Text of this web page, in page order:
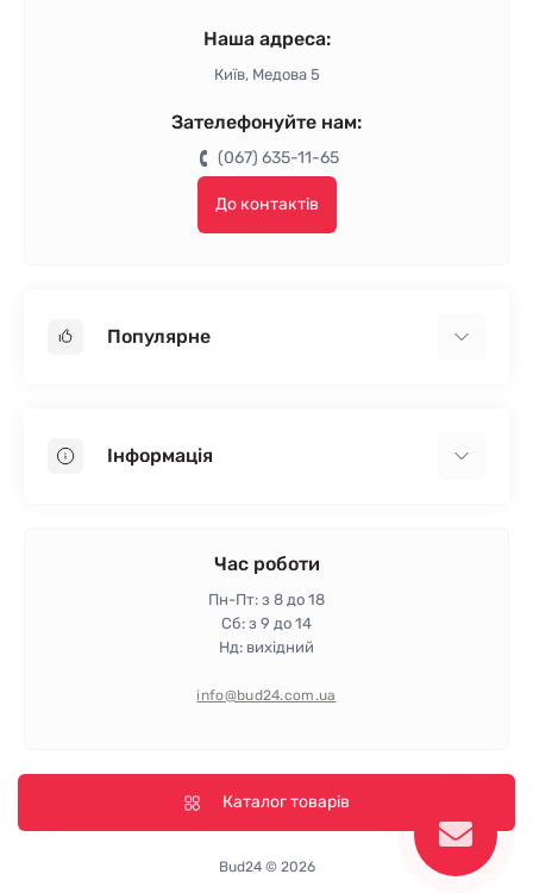
Наша адреса:
Київ, Медова 5
Зателефонуйте нам:
(067) 635-11-65
До контактів
Популярне
Пінопласт
Інформація
Гарантія та повернення
Політика конфіденційності
Час роботи
Пн-Пт: з 8 до 18
Сб: з 9 до 14
Нд: вихідний
info@bud24.com.ua
Каталог товарів
Bud24 © 2026